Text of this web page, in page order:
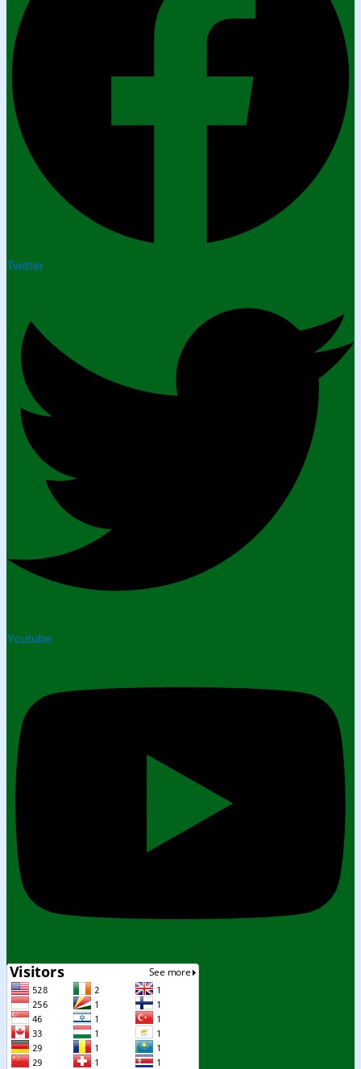
Twitter
Youtube